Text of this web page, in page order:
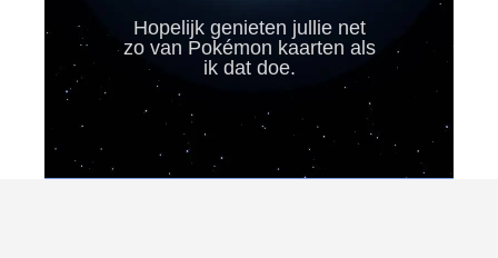
Hopelijk genieten jullie net
zo van Pokémon kaarten als
ik dat doe.